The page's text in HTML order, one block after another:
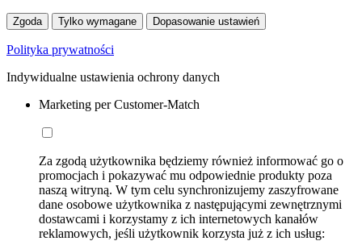
Zgoda Tylko wymagane Dopasowanie ustawień
Polityka prywatności
Indywidualne ustawienia ochrony danych
Marketing per Customer-Match
Za zgodą użytkownika będziemy również informować go o
promocjach i pokazywać mu odpowiednie produkty poza
naszą witryną. W tym celu synchronizujemy zaszyfrowane
dane osobowe użytkownika z następującymi zewnętrznymi
dostawcami i korzystamy z ich internetowych kanałów
reklamowych, jeśli użytkownik korzysta już z ich usług: